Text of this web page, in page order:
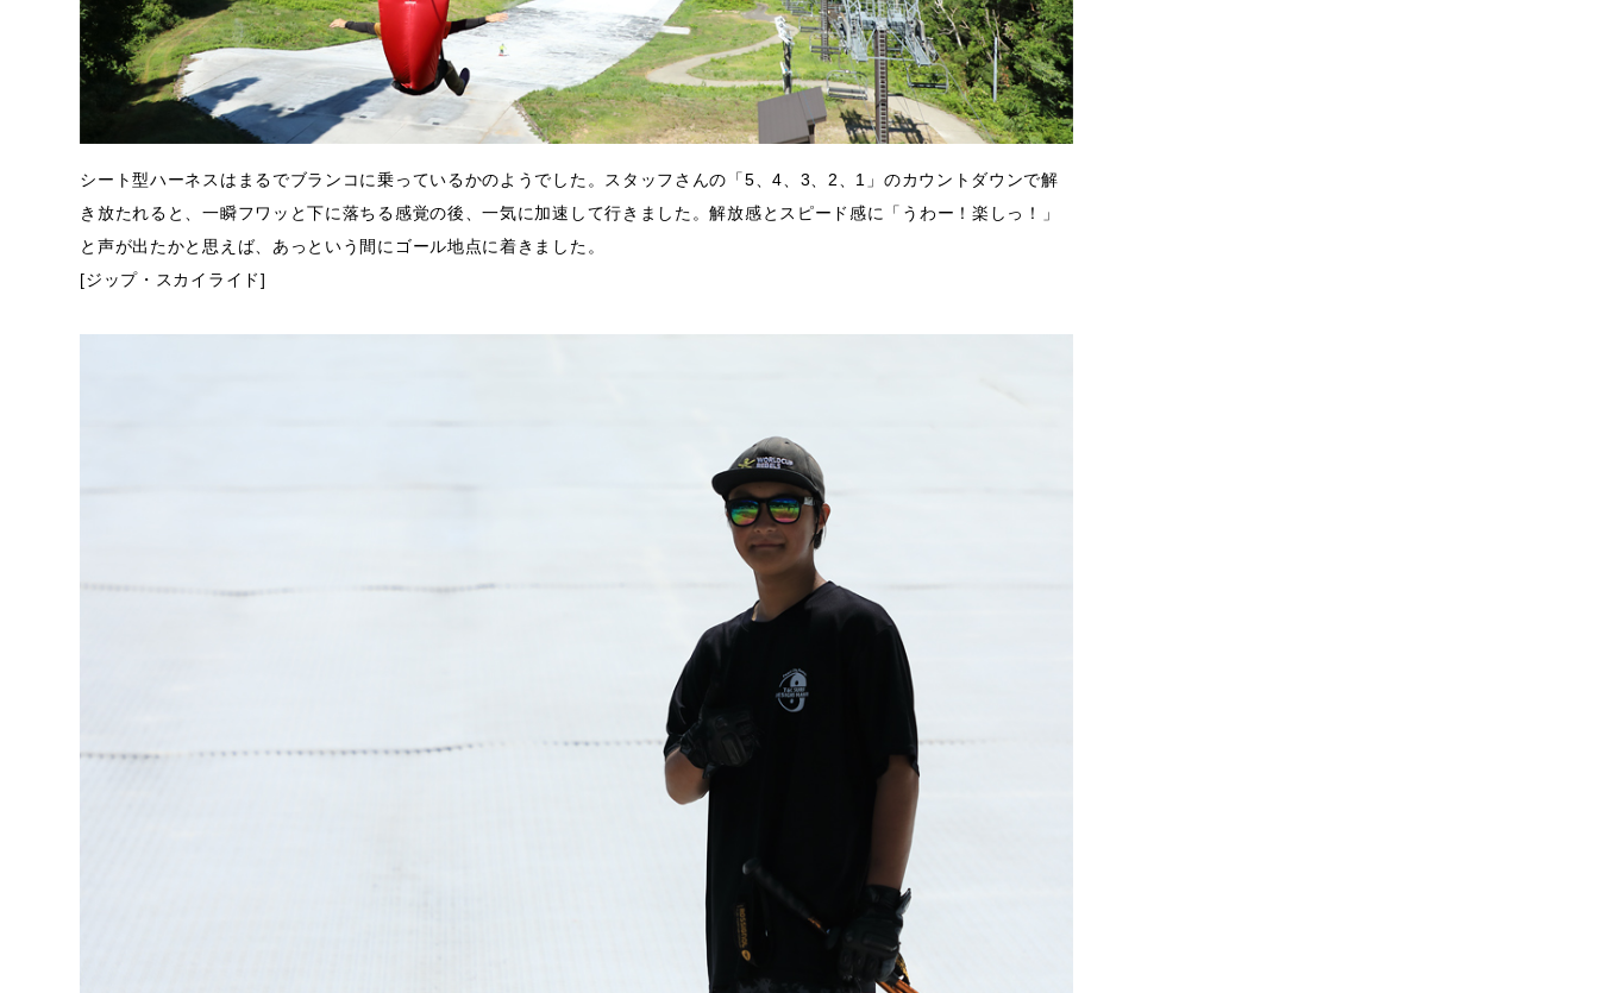
シート型ハーネスはまるでブランコに乗っているかのようでした。スタッフさんの「5、4、3、2、1」のカウントダウンで解
き放たれると、一瞬フワッと下に落ちる感覚の後、一気に加速して行きました。解放感とスピード感に「うわー！楽しっ！」
と声が出たかと思えば、あっという間にゴール地点に着きました。
[ジップ・スカイライド]